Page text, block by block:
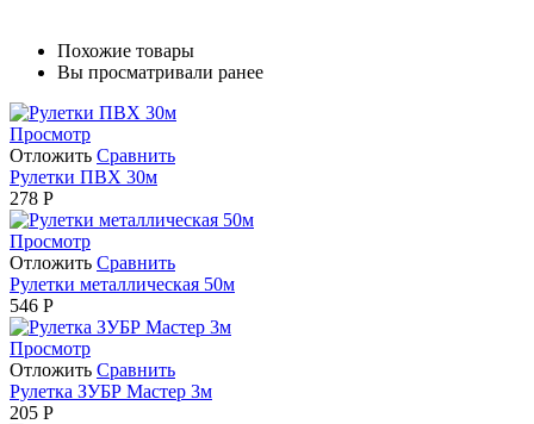
Похожие товары
Вы просматривали ранее
Просмотр
Отложить Сравнить
Рулетки ПВХ 30м
278 Р
Просмотр
Отложить Сравнить
Рулетки металлическая 50м
546 Р
Просмотр
Отложить Сравнить
Рулетка ЗУБР Мастер 3м
205 Р